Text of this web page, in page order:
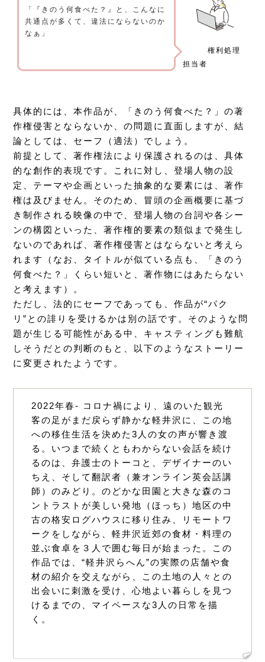
「『きのう何食べた？』と、こんなに
共通点が多くて、違法にならないのか
なぁ」
権利処理
担当者
具体的には、本作品が、「きのう何食べた？」の著
作権侵害とならないか、の問題に直面しますが、結
論としては、セーフ（適法）でしょう。
前提として、著作権法により保護されるのは、具体
的な創作的表現です。これに対し、登場人物の設
定、テーマや企画といった抽象的な要素には、著作
権は及びません。そのため、冒頭の企画概要に基づ
き制作される映像の中で、登場人物の台詞や各シー
ンの構図といった、著作権的要素の類似まで発生し
ないのであれば、著作権侵害とはならないと考えら
れます（なお、タイトルが似ている点も、「きのう
何食べた？」くらい短いと、著作物にはあたらない
と考えます）。
ただし、法的にセーフであっても、作品が“パク
リ”との誹りを受けるかは別の話です。そのような問
題が生じる可能性がある中、キャスティングも難航
しそうだとの判断のもと、以下のようなストーリー
に変更されたようです。
2022年春- コロナ禍により、遠のいた観光
客の足がまだ戻らず静かな軽井沢に、この地
への移住生活を決めた3人の女の声が響き渡
る。いつまで続くともわからない会話を続け
るのは、弁護士のトーコと、デザイナーのい
ちえ、そして翻訳者（兼オンライン英会話講
師）のみどり。のどかな田園と大きな森のコ
ントラストが美しい発地（ほっち）地区の中
古の格安ログハウスに移り住み、リモートワ
ークをしながら、軽井沢近郊の食材・料理の
並ぶ食卓を３人で囲む毎日が始まった。この
作品では、“軽井沢らへん”の実際の店舗や食
材の紹介を交えながら、この土地の人々との
出会いに刺激を受け、心地よい暮らしを見つ
けるまでの、マイペースな3人の日常を描
く。